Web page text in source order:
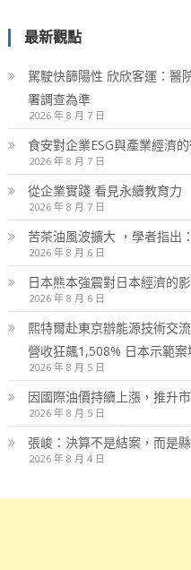
最新觀點
駕駛快篩陽性 欣欣客運：醫
署調查為準
2026 年 8 月 7 日
食安對企業ESG與產業經濟
2026 年 8 月 7 日
從企業實踐 看見永續教育力
2026 年 8 月 7 日
苦茶油風波擴大 ，學者指出
2026 年 8 月 6 日
日本熊本強震對日本經濟的影
2026 年 8 月 6 日
熙特爾赴東京辦能源技術交
營收狂飆1,508% 日本示範
2026 年 8 月 5 日
因國際油價持續上漲，推升
2026 年 8 月 5 日
張峻：決算不是結案，而是
2026 年 8 月 4 日